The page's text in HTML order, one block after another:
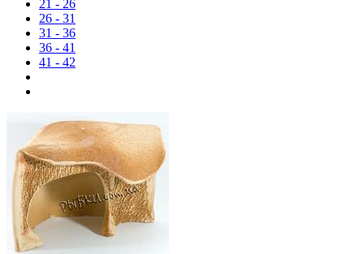
21 - 26
26 - 31
31 - 36
36 - 41
41 - 42